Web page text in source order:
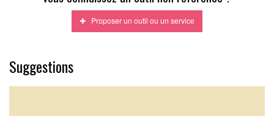
Proposer un outil ou un service
Suggestions